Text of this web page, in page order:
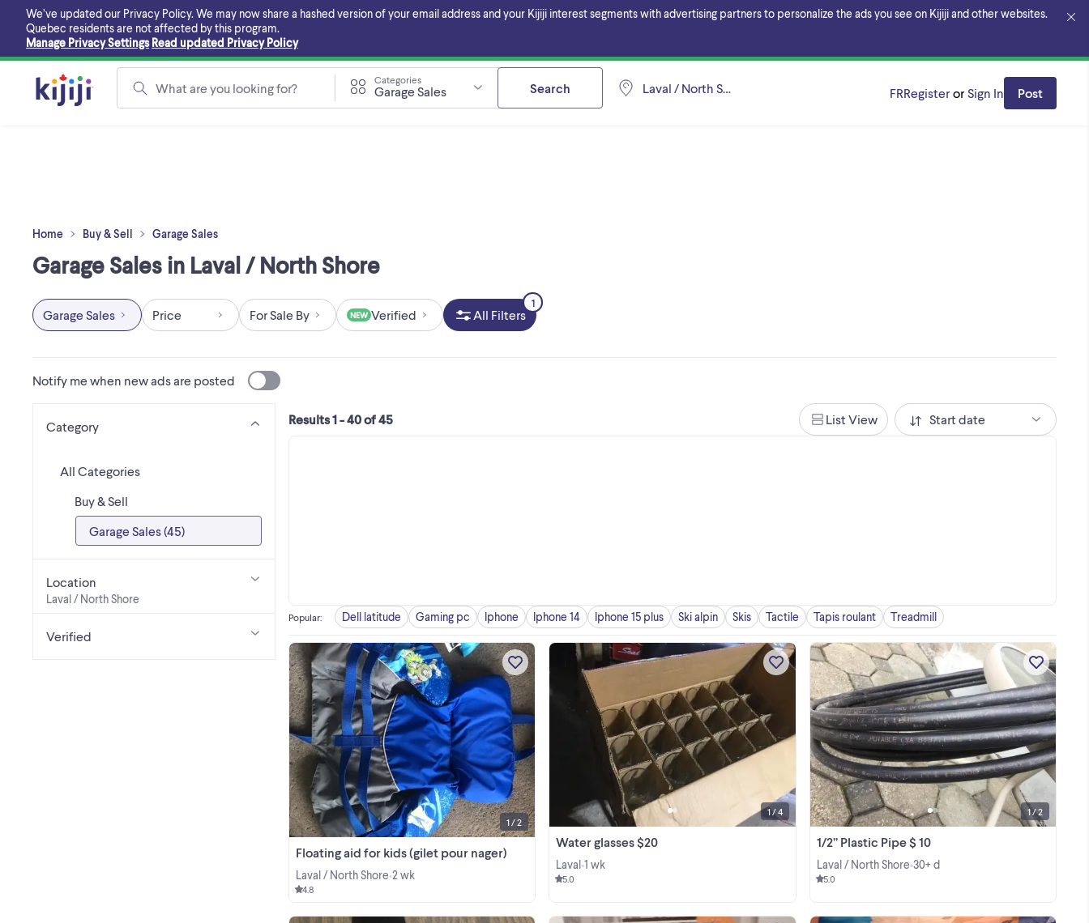
main
content
We’ve updated our Privacy Policy. We may now share a hashed version of your email address and your Kijiji interest segments with advertising partners to personalize the ads you see on Kijiji and other websites.
Quebec residents are not affected by this program.
Manage Privacy Settings Read updated Privacy Policy
What are you looking for?
Categories
Garage Sales Search Laval / North Shore FRRegister or Sign In Post
Home Buy & Sell Garage Sales
Garage Sales in Laval / North Shore
Garage Sales Price For Sale By NEW Verified All Filters
1
Notify me when new ads are posted
Category
All Categories
Buy & Sell
Garage Sales (45)
Location
Laval / North Shore
Verified
Results 1 - 40 of 45 List View Start date
Popular: Dell latitude Gaming pc Iphone Iphone 14 Iphone 15 plus Ski alpin Skis Tactile Tapis roulant Treadmill
Floating aid for kids (gilet pour nager)
Laval / North Shore•2 wk
4.8
Inflatable for kids 15$$
View more
1 / 2
Water glasses $20
Laval •1 wk
5.0
Set of 36 Brand new, 12oz (355ml)
View more
1 / 4
1/2’’ Plastic Pipe $ 10
Laval / North Shore•30+ d
5.0
1 / 2